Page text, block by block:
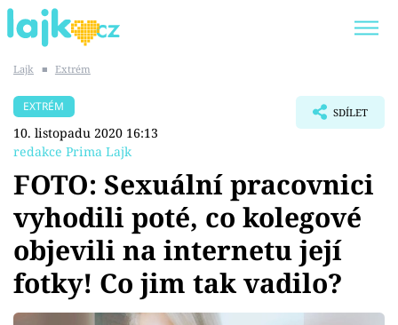
SHOPAHOLICADEL
Témata
Showbyznys
Youtubeři
Lajk ■ Extrém
EXTRÉM
10. listopadu 2020 16:13
redakce Prima Lajk
SDÍLET
FOTO: Sexuální pracovnici
vyhodili poté, co kolegové
objevili na internetu její
fotky! Co jim tak vadilo?